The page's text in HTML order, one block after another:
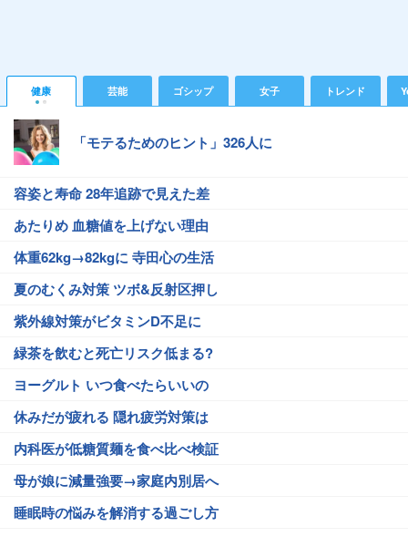
健康 芸能 ゴシップ 女子 トレンド
「モテるためのヒント」326人に
容姿と寿命 28年追跡で見えた差
あたりめ 血糖値を上げない理由
体重62kg→82kgに 寺田心の生活
夏のむくみ対策 ツボ&反射区押し
紫外線対策がビタミンD不足に
緑茶を飲むと死亡リスク低まる?
ヨーグルト いつ食べたらいいの
休みだが疲れる 隠れ疲労対策は
内科医が低糖質麺を食べ比べ検証
母が娘に減量強要→家庭内別居へ
睡眠時の悩みを解消する過ごし方